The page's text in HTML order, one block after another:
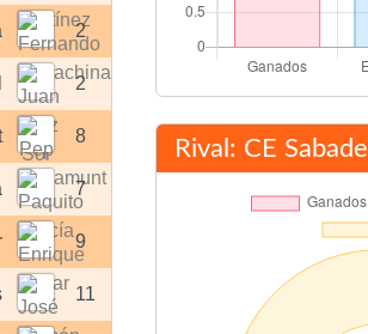
2
2
8
7
9
11
Rival: CE Sabadell